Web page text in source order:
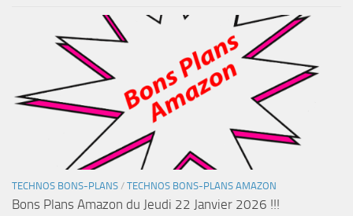
TECHNOS BONS-PLANS / TECHNOS BONS-PLANS AMAZON
Bons Plans Amazon du Jeudi 22 Janvier 2026 !!!